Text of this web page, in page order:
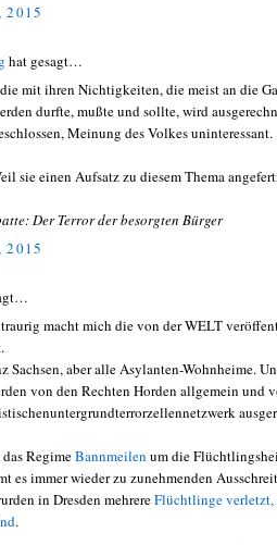
2015
hat gesagt…
mit ihren Nichtigkeiten, die meist an die
durfte, mußte und sollte, wird
Meinung des Volkes uninteressant.
sie einen Aufsatz zu diesem Thema
Der Terror der besorgten Bürger
2015
macht mich die von der WELT
Sachsen, aber alle Asylanten-Wohnheime.
von den Rechten Horden allgemein und
RegimeBannmeilen um die
es immer wieder zu zunehmenden
in Dresden mehrereFlüchtlinge verletzt,
.